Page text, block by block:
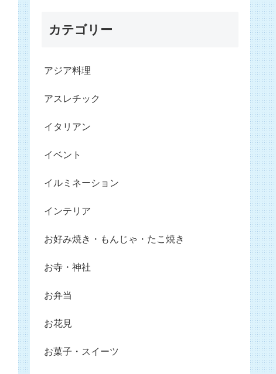
カテゴリー
アジア料理
アスレチック
イタリアン
イベント
イルミネーション
インテリア
お好み焼き・もんじゃ・たこ焼き
お寺・神社
お弁当
お花見
お菓子・スイーツ